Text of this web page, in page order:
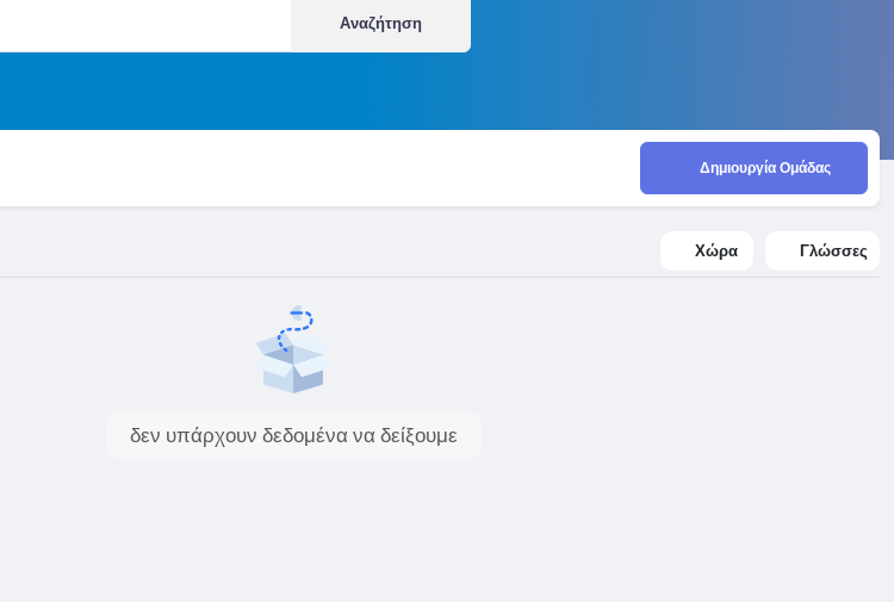
Αναζήτηση
Δημιουργία Ομάδας
Χώρα Γλώσσες
δεν υπάρχουν δεδομένα να δείξουμε